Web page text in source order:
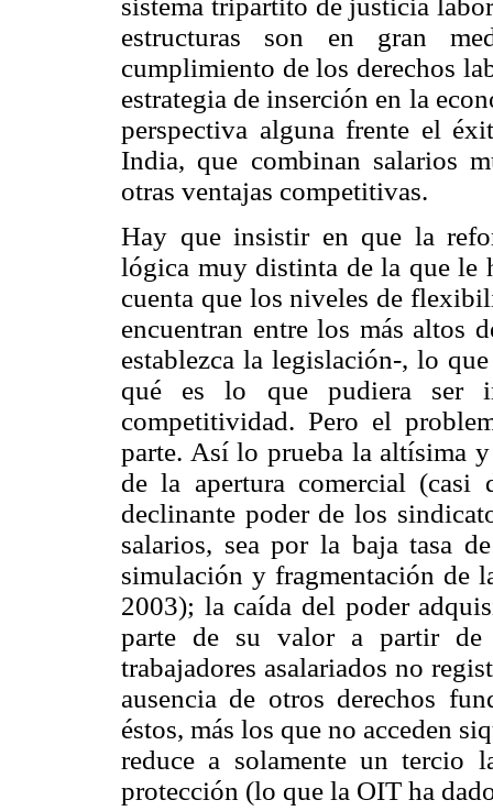
sistema tripartito de justicia
estructuras son en gran
cumplimiento de los derechos
estrategia de inserción en la
perspectiva alguna frente el
India, que combinan salarios
otras ventajas competitivas.
Hay que insistir en que la
lógica muy distinta de la que le
cuenta que los niveles de
encuentran entre los más altos
establezca la legislación-, lo
qué es lo que pudiera ser
competitividad. Pero el
parte. Así lo prueba la altísima
de la apertura comercial
declinante poder de los
salarios, sea por la baja tasa
simulación y fragmentación de
2003); la caída del poder
parte de su valor a partir de
trabajadores asalariados no
ausencia de otros derechos
éstos, más los que no acceden
reduce a solamente un tercio
protección (lo que la OIT ha